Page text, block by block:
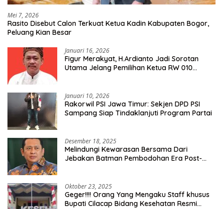
Mei 7, 2026
Rasito Disebut Calon Terkuat Ketua Kadin Kabupaten Bogor,
Peluang Kian Besar
Januari 16, 2026
Figur Merakyat, H.Ardianto Jadi Sorotan
Utama Jelang Pemilihan Ketua RW 010
Januari 10, 2026
Rakorwil PSI Jawa Timur: Sekjen DPD PSI
Sampang Siap Tindaklanjuti Program Partai
Desember 18, 2025
Melindungi Kewarasan Bersama Dari
Jebakan Batman Pembodohan Era Post-
Oktober 23, 2025
Geger!!!! Orang Yang Mengaku Staff khusus
Bupati Cilacap Bidang Kesehatan Resmi